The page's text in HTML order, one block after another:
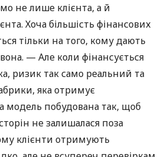
не лише клієнта, а й
Хоча більшість фінансових
тільки на того, кому дають
— Але коли фінансується
ризик так само реальний та
яка отримує
модель побудована так, щоб
не залишалася поза
клієнти отримують